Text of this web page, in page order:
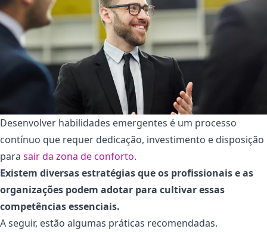
Desenvolver habilidades emergentes é um processo
contínuo que requer dedicação, investimento e disposição
para sair da zona de conforto.
Existem diversas estratégias que os profissionais e as
organizações podem adotar para cultivar essas
competências essenciais.
A seguir, estão algumas práticas recomendadas.